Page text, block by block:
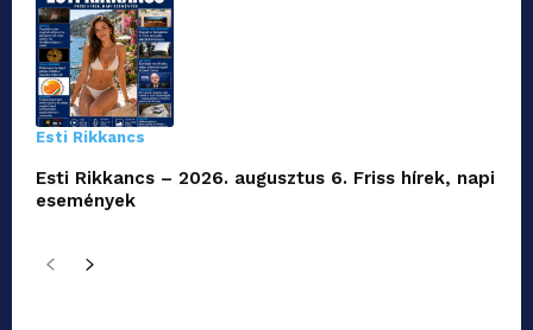
Esti Rikkancs
Esti Rikkancs – 2026. augusztus 6. Friss hírek, napi
események